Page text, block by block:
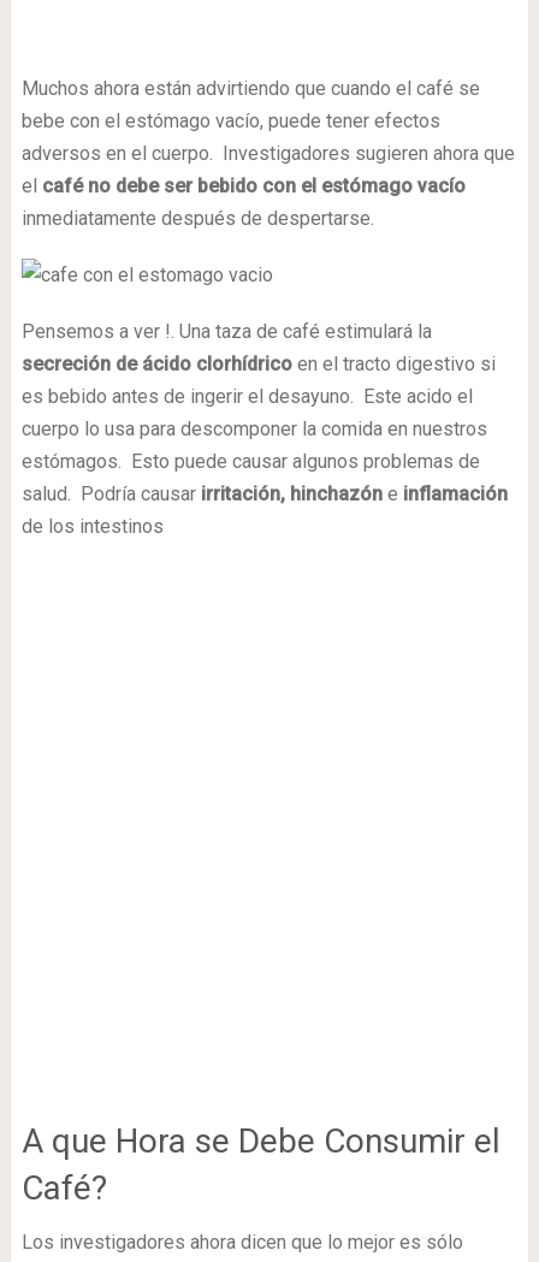
Muchos ahora están advirtiendo que cuando el café se
bebe con el estómago vacío, puede tener efectos
adversos en el cuerpo. Investigadores sugieren ahora que
el café no debe ser bebido con el estómago vacío
inmediatamente después de despertarse.
Pensemos a ver !. Una taza de café estimulará la
secreción de ácido clorhídricoen el tracto digestivo si
es bebido antes de ingerir el desayuno. Este acido el
cuerpo lo usa para descomponer la comida en nuestros
estómagos. Esto puede causar algunos problemas de
salud. Podría causar irritación, hinchazóne inflamación
de los intestinos
A que Hora se Debe Consumir el
Café?
Los investigadores ahora dicen que lo mejor es sólo